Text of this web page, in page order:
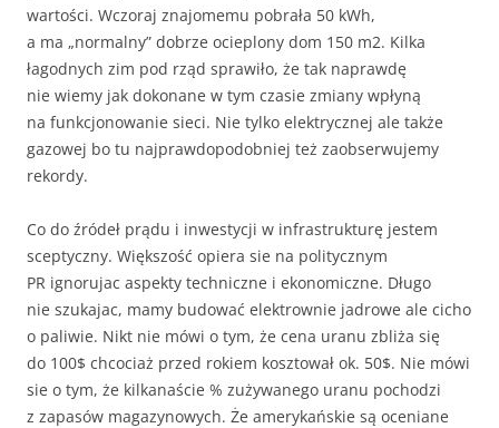
wartości. Wczoraj znajomemu pobrała 50 kWh,
a ma „normalny” dobrze ocieplony dom 150 m2. Kilka
łagodnych zim pod rząd sprawiło, że tak naprawdę
nie wiemy jak dokonane w tym czasie zmiany wpłyną
na funkcjonowanie sieci. Nie tylko elektrycznej ale także
gazowej bo tu najprawdopodobniej też zaobserwujemy
rekordy.
Co do źródeł prądu i inwestycji w infrastrukturę jestem
sceptyczny. Większość opiera sie na politycznym
PR ignorujac aspekty techniczne i ekonomiczne. Długo
nie szukajac, mamy budować elektrownie jadrowe ale cicho
o paliwie. Nikt nie mówi o tym, że cena uranu zbliża się
do 100$ chcociaż przed rokiem kosztował ok. 50$. Nie mówi
sie o tym, że kilkanaście % zużywanego uranu pochodzi
z zapasów magazynowych. Że amerykańskie są oceniane